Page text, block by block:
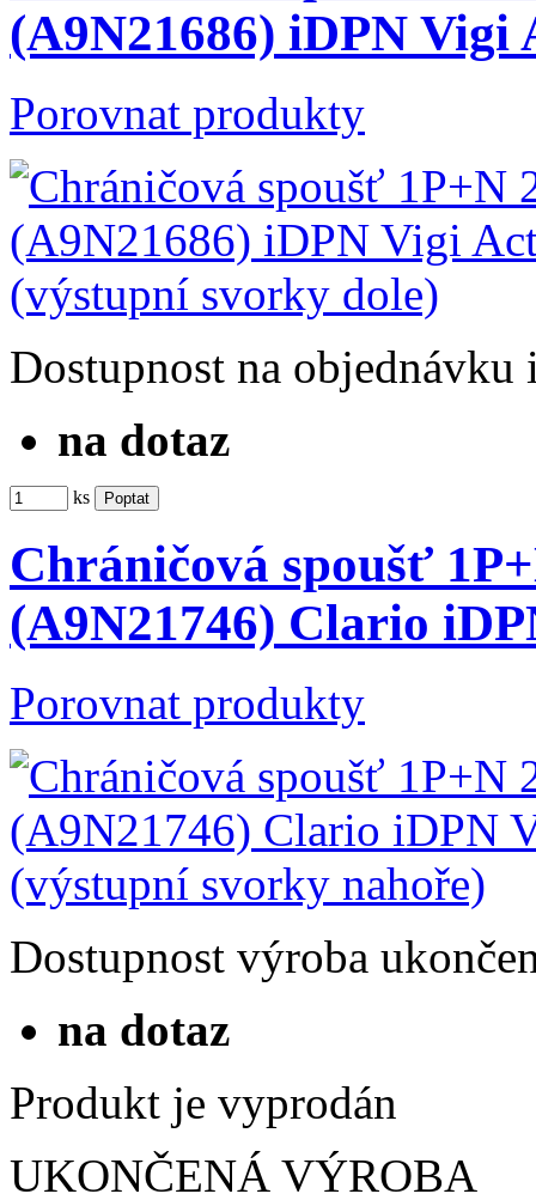
(A9N21686) iDPN
Porovnat produkty
Dostupnost na objednávku
na dotaz
ks
Chráničová spoušť
(A9N21746) Clario
Porovnat produkty
Dostupnost výroba
na dotaz
Produkt je vyprodán
UKONČENÁ VÝROBA